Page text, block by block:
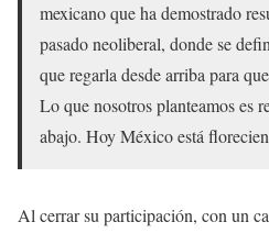
mexicano que ha demostrado
pasado neoliberal, donde se
que regarla desde arriba para
Lo que nosotros planteamos es
abajo. Hoy México está
Al cerrar su participación, con un